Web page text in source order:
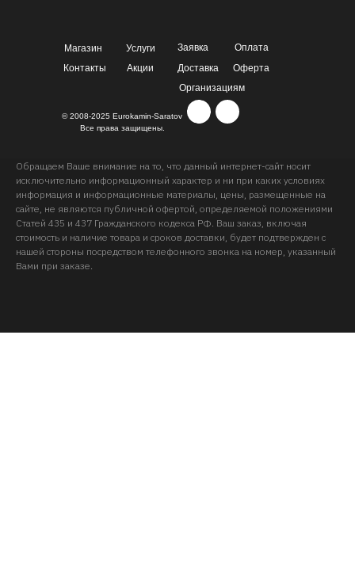
Магазин
© 2008-2025 Eurokamin-Saratov
Все права защищены.
Услуги Заявка
Оплата
Акции
Контакты Доставка
Оферта
Организациям
Обращаем Ваше внимание на то, что данный интернет-сайт носит
исключительно информационный характер и ни при каких условиях
информация и информационные материалы, цены, размещенные на
сайте, не являются публичной офертой, определяемой положениями
Статей 435 и 437 Гражданского кодекса РФ. Ваш заказ, включая
стоимость и наличие товара и сроков доставки, будет подтвержден с
нашей стороны посредством телефонного звонка на номер, указанный
Вами при заказе.